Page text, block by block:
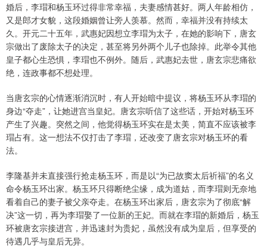
婚后，李瑁和杨玉环过得非常幸福，夫妻感情甚好。两人年龄相仿，
又是郎才女貌，这段婚姻曾让旁人羡慕。然而，幸福并没有持续太
久。开元二十五年，武惠妃因想立李瑁为太子，在她的影响下，唐玄
宗做出了废除太子的决定，甚至将另外两个儿子也除掉。此举令其他
皇子都心生恐惧，李瑁也不例外。随后，武惠妃去世，唐玄宗悲痛欲
绝，连政事都不想处理。
当唐玄宗的心情逐渐消沉时，有人开始暗中提议，将杨玉环从李瑁的
身边“夺走”，让她进宫当皇妃。唐玄宗听信了这些话，开始对杨玉环
产生了兴趣。突然之间，他觉得杨玉环实在是太美，简直不应该被李
瑁占有。这一想法不仅打击了李瑁，还改变了唐玄宗对杨玉环的看
法。
李隆基并未直接强行抢走杨玉环，而是以“为已故窦太后祈福”的名义
命令杨玉环出家。杨玉环只得断绝尘缘，成为道姑，而李瑁则无奈地
看着自己的妻子被父亲夺走。在杨玉环出家后，唐玄宗为了彻底“解
决”这一切，再为李瑁娶了一位新的王妃。而就在李瑁的新婚后，杨玉
环被唐玄宗接进宫，并迅速封为贵妃，虽然没有成为皇后，但享受的
待遇几乎与皇后无异。